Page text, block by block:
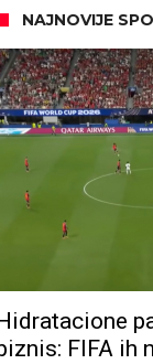
NAJNOVIJE
FIFA ih